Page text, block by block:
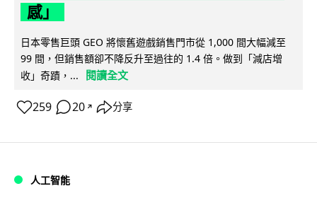
感」
日本零售巨頭 GEO 將懷舊遊戲銷售門市從 1,000 間大幅減至
99 間，但銷售額卻不降反升至過往的 1.4 倍。做到「減店增
收」奇蹟，...
閱讀全文
259 20 ↗ 分享
人工智能